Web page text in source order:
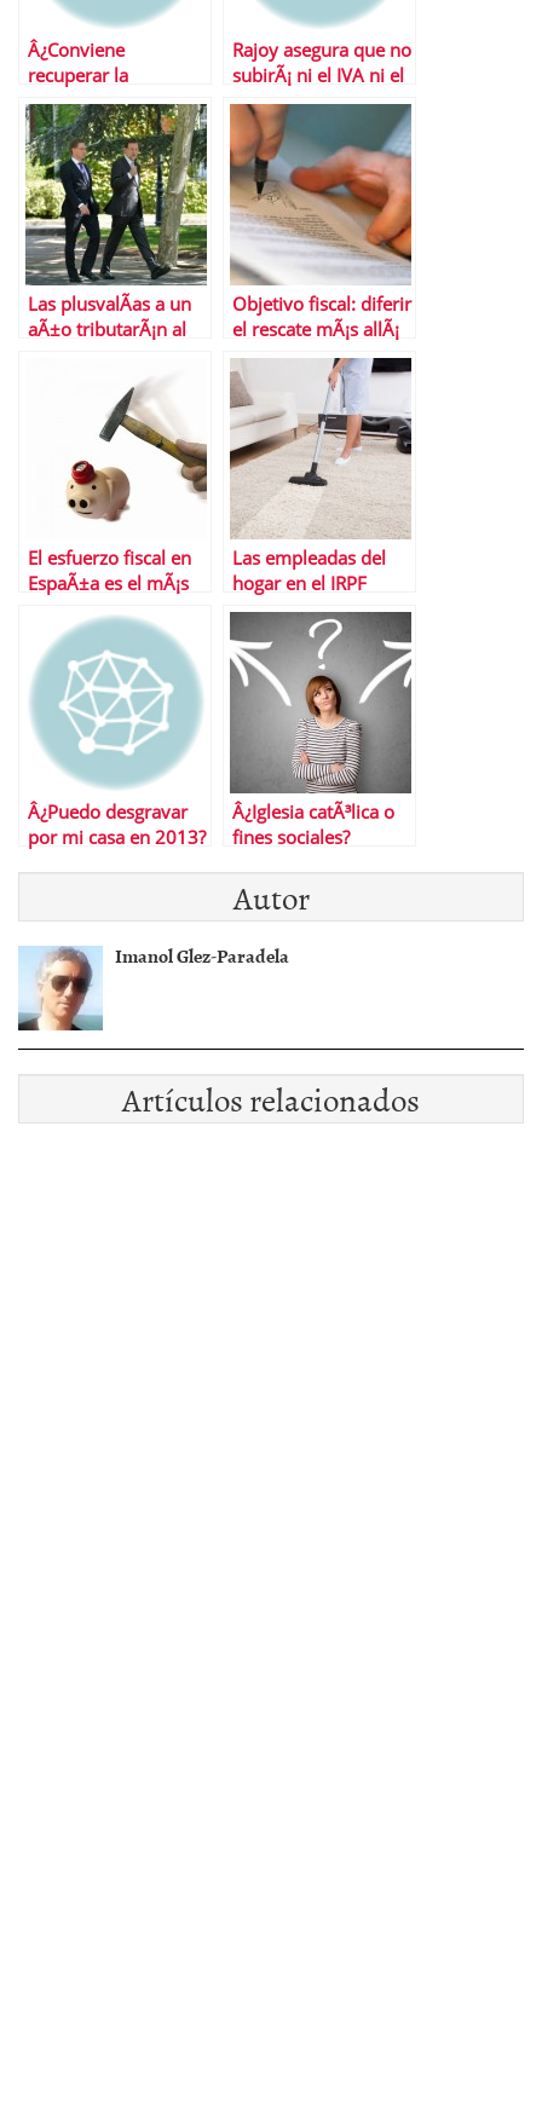
Â¿Conviene
recuperar la
deducciÃ³n por
vivienda?
Rajoy asegura que no
subirÃ¡ ni el IVA ni el
IRPF en los
presupuestos de
2013
Las plusvalÃ­as a un
aÃ±o tributarÃ¡n al
Objetivo fiscal: diferir
el rescate mÃ¡s allÃ¡
de las elecciones
autonÃ³micas
El esfuerzo fiscal en
EspaÃ±a es el mÃ¡s
Las empleadas del
hogar en el IRPF
Â¿Puedo desgravar
por mi casa en 2013?
Â¿Iglesia catÃ³lica o
fines sociales?
destina tu dinero de
la renta
Autor
Imanol Glez-Paradela
Artículos relacionados